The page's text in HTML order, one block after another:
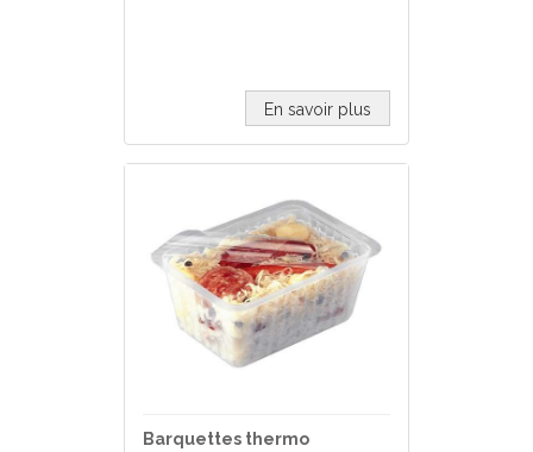
En savoir plus
Barquettes thermo